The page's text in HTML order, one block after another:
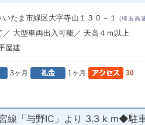
いたま市緑区大字寺山１３０－１ (埼玉高
／ 大型車両出入可能／ 天高４ｍ以上
屋建
3ヶ月 1ヶ月 30
線「与野IC」より 3.3 k m◆駐